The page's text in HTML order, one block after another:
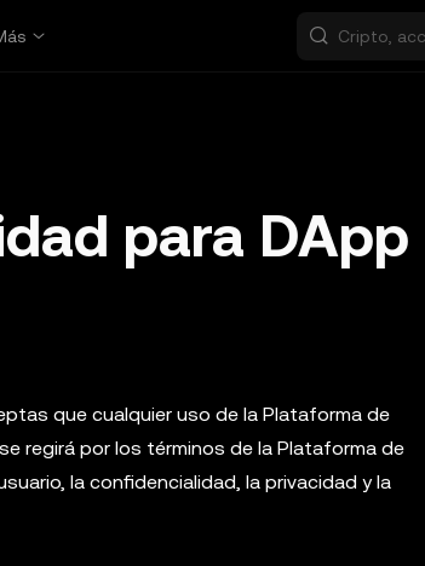
para DApp
que cualquier uso de la Plataforma de
regirá por los términos de la Plataforma de
la confidencialidad, la privacidad y la